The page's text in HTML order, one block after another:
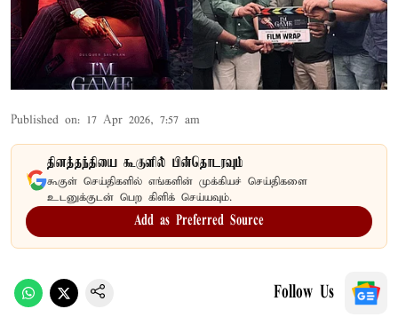
Published on: 17 Apr 2026, 7:57 am
தினத்தந்தியை கூகுளில் பின்தொடரவும்
கூகுள் செய்திகளில் எங்களின் முக்கியச் செய்திகளை
உடனுக்குடன் பெற கிளிக் செய்யவும்.
Add as Preferred Source
Follow Us